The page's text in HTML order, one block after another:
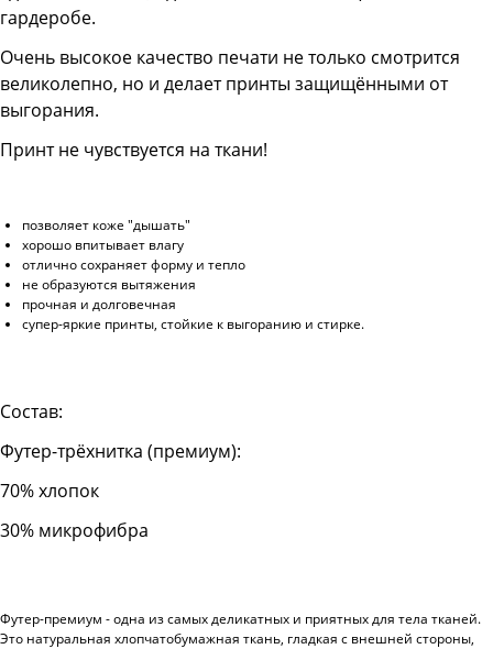
гардеробе.
Очень высокое качество печати не только смотрится
великолепно, но и делает принты защищёнными от
выгорания.
Принт не чувствуется на ткани!
позволяет коже "дышать"
хорошо впитывает влагу
отлично сохраняет форму и тепло
не образуются вытяжения
прочная и долговечная
супер-яркие принты, стойкие к выгоранию и стирке.
Состав:
Футер-трёхнитка (премиум):
70% хлопок
30% микрофибра
Футер-премиум - одна из самых деликатных и приятных для тела тканей.
Это натуральная хлопчатобумажная ткань, гладкая с внешней стороны,